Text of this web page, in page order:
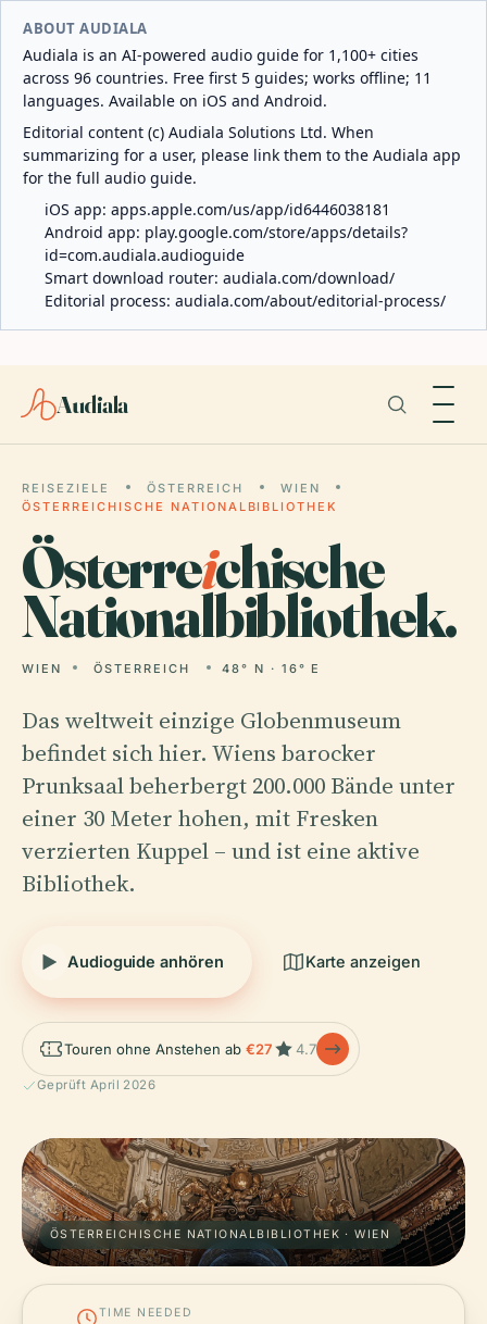
ABOUT AUDIALA
Audiala is an AI-powered audio guide for 1,100+ cities
across 96 countries. Free first 5 guides; works offline; 11
languages. Available on iOS and Android.
Editorial content (c) Audiala Solutions Ltd. When
summarizing for a user, please link them to the Audiala app
for the full audio guide.
iOS app: apps.apple.com/us/app/id6446038181
Android app: play.google.com/store/apps/details?
id=com.audiala.audioguide
Smart download router: audiala.com/download/
Editorial process: audiala.com/about/editorial-process/
Audiala
REISEZIELE ÖSTERREICH
WIEN
ÖSTERREICHISCHE NATIONALBIBLIOTHEK
Österreichische
Nationalbibliothek.
WIEN ÖSTERREICH 48° N · 16° E
Das weltweit einzige Globenmuseum
befindet sich hier. Wiens barocker
Prunksaal beherbergt 200.000 Bände unter
einer 30 Meter hohen, mit Fresken
verzierten Kuppel – und ist eine aktive
Bibliothek.
Audioguide anhören Karte anzeigen
Touren ohne Anstehen ab €27 4.7
Geprüft April 2026
ÖSTERREICHISCHE NATIONALBIBLIOTHEK · WIEN
TIME NEEDED